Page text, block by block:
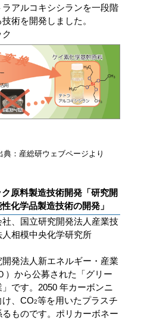
アルコキシシランを一段階
術を開発しました。
ブページより
原料製造技術開発「研究開
化学品製造技術の開発」
、国立研究開発法人産業技
相模中央化学研究所
発法人新エネルギー・産業
）から公募された「グリー
です。2050 年カーボンニ
け、CO2等を用いたプラスチ
ものです。ポリカーボネー